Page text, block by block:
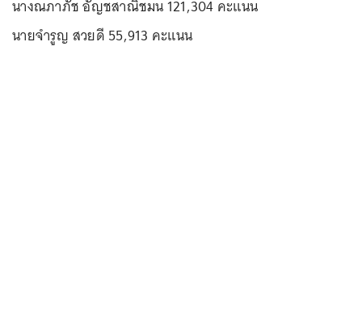
นางณภาภัช อัญชสาณิชมน 121,304 คะแนน
นายจำรูญ สวยดี 55,913 คะแนน